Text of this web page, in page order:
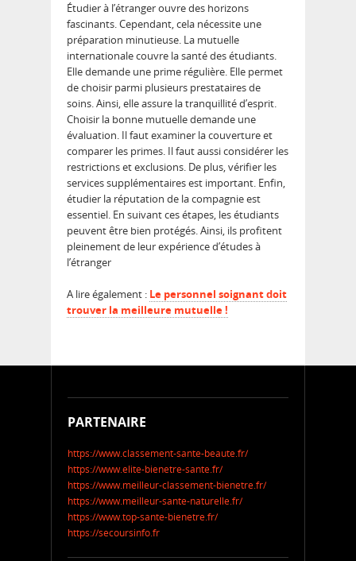
Étudier à l’étranger ouvre des horizons
fascinants. Cependant, cela nécessite une
préparation minutieuse. La mutuelle
internationale couvre la santé des étudiants.
Elle demande une prime régulière. Elle permet
de choisir parmi plusieurs prestataires de
soins. Ainsi, elle assure la tranquillité d’esprit.
Choisir la bonne mutuelle demande une
évaluation. Il faut examiner la couverture et
comparer les primes. Il faut aussi considérer les
restrictions et exclusions. De plus, vérifier les
services supplémentaires est important. Enfin,
étudier la réputation de la compagnie est
essentiel. En suivant ces étapes, les étudiants
peuvent être bien protégés. Ainsi, ils profitent
pleinement de leur expérience d’études à
l’étranger
A lire également : Le personnel soignant doit
trouver la meilleure mutuelle !
PARTENAIRE
https://www.classement-sante-beaute.fr/
https://www.elite-bienetre-sante.fr/
https://www.meilleur-classement-bienetre.fr/
https://www.meilleur-sante-naturelle.fr/
https://www.top-sante-bienetre.fr/
https://secoursinfo.fr